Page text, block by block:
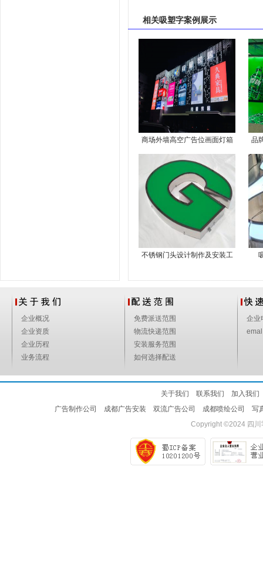
用
相关吸塑字案例 展示
商场外墙高空广告位画面灯箱
布制作安装
品
不锈钢门头设计制作及安装工
企业概况
企业资质
企业历程
业务流程
免费派送范围
物流快递范围
安装服务范围
如何选择配送
企业
关于我们 联系我们
加入我们
广告制作公司
成都广告安装 双流广告公司 成都喷绘公司
写
Copyright ©2024 四